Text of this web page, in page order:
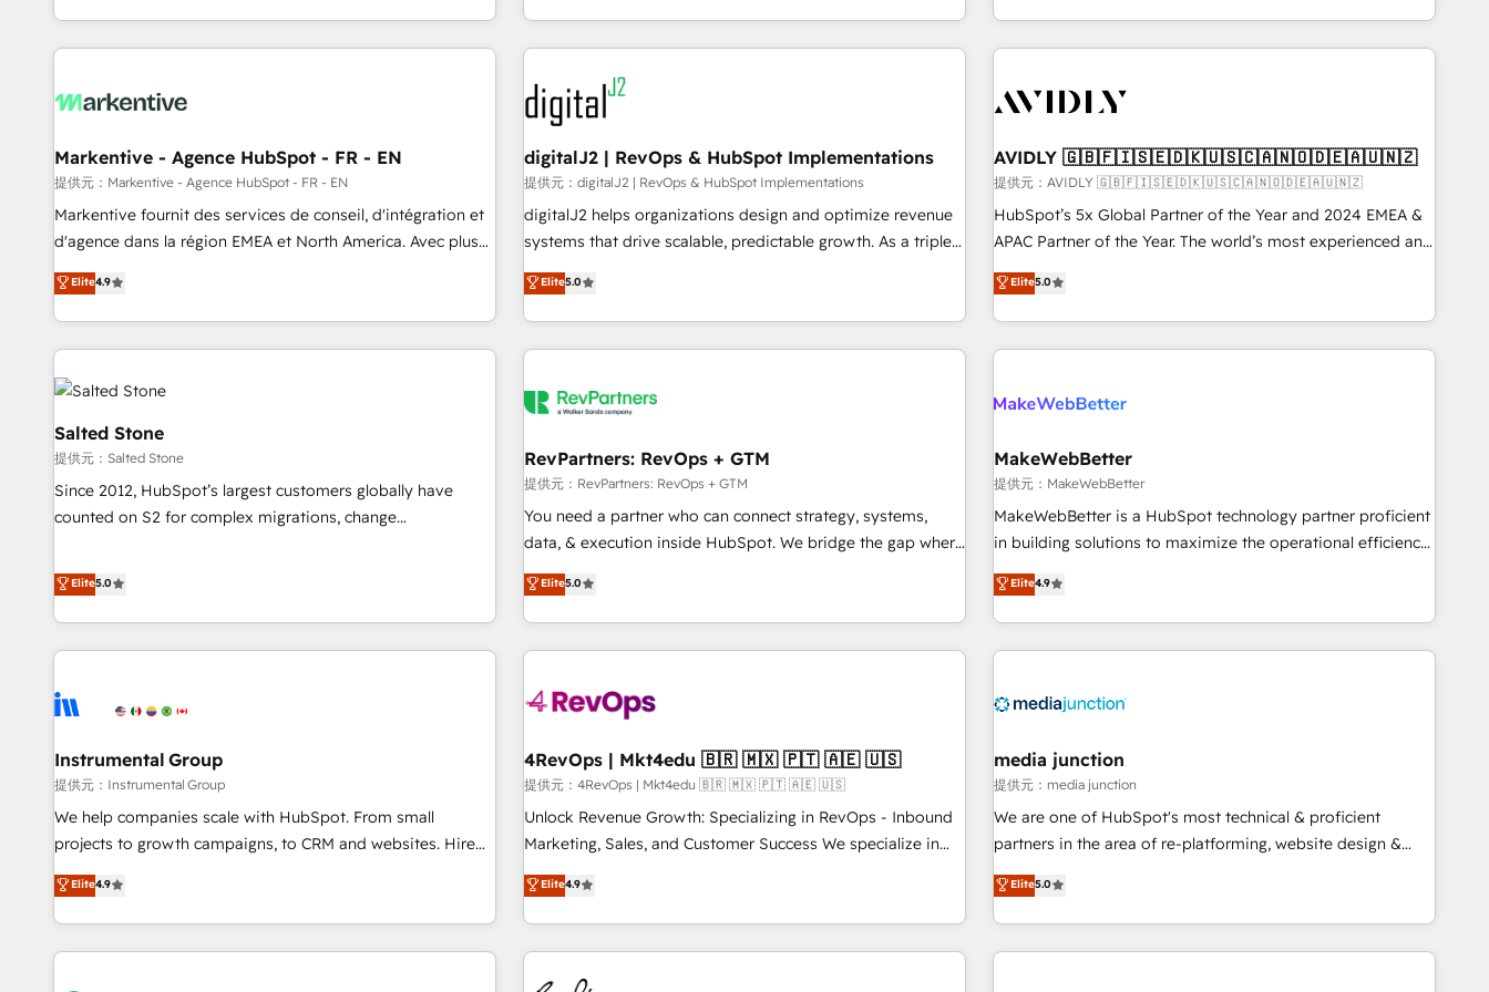
reviving a stale portal? We are built for the work.
定着までPMOとして主導。「設定の代行ではなく、設計の責
任」を引き受け、部門横断の統合・浸透・変革管理を実行しま
した情報設計・導線設計・テンプレート設計をContent Hubで
一体提供。 ▸ 既存CRM・MAからの移行支援：Salesforce・
Marketo・Pardot等からの移行、カスタム設計、履歴データ移
行と活用設計まで。 ▸ AEO対応：ChatGPT・Perplexity等のAI
検索からの流入・引用を前提にコンテンツとサイト構造を最適
化。 🏆 なぜ100incを選ぶのか？ ✓ HubSpot Eliteパートナー
ISO27001:2022 / ISO9001:2015 取得 ✓ 400社以上の導入実績
✓ HubSpot大百科 出版 CRM・AI活用に関するご相談、現状整
brands. 🔄 Implementation & Integration - Seamless
migrations and system integrations powered by Globalia’s
to drive platform adoption. 📈 Revenue Generation - Full-
Point Success Media. - Expert deployment of Breeze AI and
custom agents to automate growth. 🏆 Elite Excellence - 8
platform accreditations and deep HIPAA-compliance
expertise. - A team of 250+ experts dedicated to your
through expert-led services, smart agents, and purpose-
built apps, tailored to your business. Together, we unlock
results, fast. ⚙️CRM & RevOps: Align all Hubs to your buyer
journey for clean data, scalability, & reporting. 🎯Demand
Gen & ABM: Drive pipeline with inbound, ABM, AEO, SEO, &
paid media. 👩‍💻Web Design: Build high-performing
websites with UX, messaging, & conversion strategy that
drive results. 🤖AI Strategy: Activate Breeze Agents,
configure HubSpot AI, & maximize AEO with tailored AI
integrations, hosting, & maintenance.
Scale with less headcount ...by using HubSpot's full
capabilities. 🤓 What do you get? 🤓 Our client's are too
Personal Consultant + Tech Team to handle the heavy lifting
practices and 'don't know what you don't know'
recommendations to maximize conversions! OTF is an Elite
Partner (top 1% of 6,500+ Partners) and was named 2023
HubSpot Partner of the Year 💥 Trusted by 2,500+
using HubSpot (the right way). ⭐️ Here's more info:
www.onthefuze.com/hubspot-admin Contact us to learn
Markentive - Agence HubSpot - FR - EN
提供元：Markentive - Agence HubSpot - FR - EN
Markentive fournit des services de conseil, d'intégration et
d'agence dans la région EMEA et North America. Avec plus
de 115 experts en marketing automation, Growth, Revops,
CRM et webdesign. Markentive is both a consulting firm, a
digital agency and an integrator. With over 115 experts in
marketing automation, growth, revops, CRM and webdesign
(We focus on EMEA - USA customers).
Elite4.9
digitalJ2 | RevOps & HubSpot Implementations
提供元：digitalJ2 | RevOps & HubSpot Implementations
digitalJ2 helps organizations design and optimize revenue
systems that drive scalable, predictable growth. As a triple-
accredited HubSpot Solutions Partner, we specialize in both
strategic RevOps planning and hands-on technical
execution - building the operational foundation companies
need to thrive. Industries we specialize in: - Manufacturing -
Franchises - Professional Services - And more! How we
optimization ✔️ Data migrations, CRM architecture, and
reporting foundations ✔️ Custom integrations and workflow
automation ✔️ User adoption programs, training, and
enablement Through project-based engagements and
through the revenue maturity model - delivering the right
improvements at the right time so operations evolve
Elite5.0
AVIDLY 🇬🇧🇫🇮🇸🇪🇩🇰🇺🇸🇨🇦🇳🇴🇩🇪🇦🇺🇳🇿
提供元：AVIDLY 🇬🇧🇫🇮🇸🇪🇩🇰🇺🇸🇨🇦🇳🇴🇩🇪🇦🇺🇳🇿
HubSpot’s 5x Global Partner of the Year and 2024 EMEA &
APAC Partner of the Year. The world’s most experienced and
fully accredited HubSpot Solutions Partner. 🚀 With 2,750+
HubSpot projects delivered and 370+ specialists across
EMEA, APAC and NAM, we de-risk complex CRM
programmes and accelerate ROI across every HubSpot
automation, we turn complexity into clarity, human at global
future.” Others agree it is proof of trust built through
measurable impact.
Elite5.0
Salted Stone
提供元：Salted Stone
Since 2012, HubSpot’s largest customers globally have
counted on S2 for complex migrations, change
that deliver measurable impact and transform brand
experiences As one of the few full-service creative agencies
in the HubSpot ecosystem, we blend strategy, technology,
& award-winning design to build scalable, globally
campaigns, & RevOps frameworks that fuel long-term
seamless integrations, ensure long-term adoption with
change-management programs, and align marketing, sales,
and service to drive sustainable growth With 6 key
HubSpot accreditations and experience across hundreds of
one of our globally integrated teams has worked with
clients just like you Let’s explore whether S2 is the partner
Elite5.0
RevPartners: RevOps + GTM
提供元：RevPartners: RevOps + GTM
You need a partner who can connect strategy, systems,
data, & execution inside HubSpot. We bridge the gap where
most agencies fall short by combining GTM strategy with
technical execution to solve the right problem with the right
solution. As the only firm in the world to hold Elite Partner
Accreditations with both HubSpot and Clay, our clients gain
generation, data intelligence, and go-to-market execution.
🛡️ - Pricing: Implementations starting at $1,5k 💵 - Speed:
Launch in 14 days ⚡ - Global: 75+ RPers across five
continents 🌐 - Scale: Largest organically grown & fastest
tiering Elite HubSpot Partner 🪴 - Sales Hub: More
convert Salesforce addicts to HubSpot evangelists 🧡 Don't
hire a marketing agency for an Ops problem. Don't hire a
Elite5.0
MakeWebBetter
提供元：MakeWebBetter
MakeWebBetter is a HubSpot technology partner proficient
in building solutions to maximize the operational efficiency
of HubSpot. The fastest-growing tech-enabler & facilitator,
MakeWebBetter, hands you the blend of HubSpot expertise
& eminent solutions & integrations. Trust us to streamline
your HubSpot experience. 🚀HubSpot Elite Partners with
Integration partner 🤝Google Premier Partner 2023 🌟5
2021 🌟INBOUND’19 HubSpot Rising Star Why us?
Harnessing the full potential of the powerful HubSpot CRM.
✔️A team of HubSpot experts backed by over 10+ years of
HubSpot experience ✔️Flexible pricing models — Hourly-fee
(HubSpot Admin + Project Manager); and Fixed Project Cost
(as per requirement). ✔️Helped over 25,000+ customers so
Elite4.9
Instrumental Group
提供元：Instrumental Group
We help companies scale with HubSpot. From small
projects to growth campaigns, to CRM and websites. Hire
an agency that's experienced in every inch of HubSpot and
willing to work hand-in-hand with your team to simplify the
complex and build a better experience for your team and
customers.
Elite4.9
4RevOps | Mkt4edu 🇧🇷 🇲🇽 🇵🇹 🇦🇪 🇺🇸
提供元：4RevOps | Mkt4edu 🇧🇷 🇲🇽 🇵🇹 🇦🇪 🇺🇸
Unlock Revenue Growth: Specializing in RevOps - Inbound
Marketing, Sales, and Customer Success We specialize in
driving revenue growth for companies across industries
through tailored marketing, sales, and customer success
strategies, utilizing RevOps methodologies. As Latin
America's largest HubSpot partner and a global leader in
education market, we offer unparalleled insights. Operating
Elite4.9
media junction
提供元：media junction
We are one of HubSpot's most technical & proficient
partners in the area of re-platforming, website design &
development. We specialize in multi-hub implementations
for mid-market & enterprise companies. We are woman-
owned, powered by coffee, and we ❤️ dogs. We produce
award-winning work for our clients. 🏆2023 Technical
Elite5.0